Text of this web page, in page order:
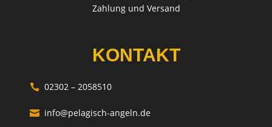
Zahlung und Versand
KONTAKT
 02302 – 2058510
 info@pelagisch-angeln.de